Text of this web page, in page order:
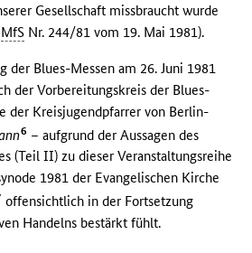
Gesellschaft missbraucht wurde
MfS Nr. 244/81 vom 19. Mai 1981).
der Blues-Messen am 26. Juni 1981
der Vorbereitungskreis der Blues-
der Kreisjugendpfarrer von Berlin-
6 – aufgrund der Aussagen des
(Teil II) zu dieser Veranstaltungsreihe
1981 der Evangelischen Kirche
offensichtlich in der Fortsetzung
Handelns bestärkt fühlt.